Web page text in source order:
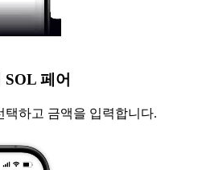
페어
택하고 금액을 입력합니다.